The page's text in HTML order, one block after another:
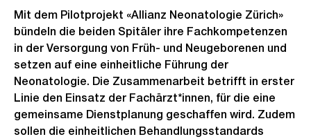
Mit dem Pilotprojekt «Allianz Neonatologie Zürich»
bündeln die beiden Spitäler ihre Fachkompetenzen
in der Versorgung von Früh- und Neugeborenen und
setzen auf eine einheitliche Führung der
Neonatologie. Die Zusammenarbeit betrifft in erster
Linie den Einsatz der Fachärzt*innen, für die eine
gemeinsame Dienstplanung geschaffen wird. Zudem
sollen die einheitlichen Behandlungsstandards